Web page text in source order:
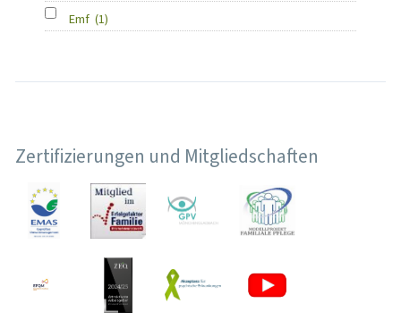
Emf (1)
Zertifizierungen und Mitgliedschaften